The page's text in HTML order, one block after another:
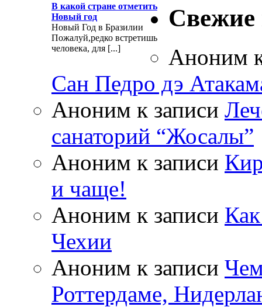
В какой стране отметить
Новый год
Новый Год в Бразилии
Пожалуй,редко встретишь
человека, для [...]
Свежие
Аноним
Сан Педро дэ
Аноним к записи
санаторий “Жосалы”
Аноним к записи
и чаще!
Аноним к записи
Чехии
Аноним к записи
Роттердаме,